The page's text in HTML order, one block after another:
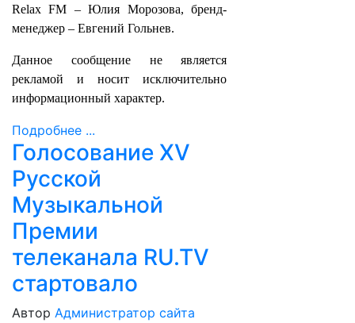
Relax FM – Юлия Морозова, бренд-
менеджер – Евгений Гольнев.
Данное сообщение не является
рекламой и носит исключительно
информационный характер.
Подробнее ...
Голосование XV
Русской
Музыкальной
Премии
телеканала RU.TV
стартовало
Автор Администратор сайта